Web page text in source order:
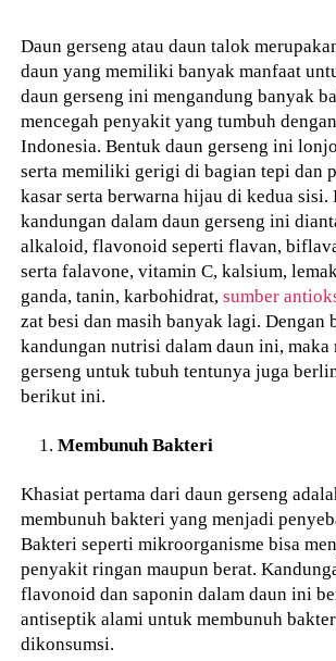
Daun gerseng atau daun talok
daun yang memiliki banyak manfaat
daun gerseng ini mengandung banyak
mencegah penyakit yang tumbuh
Indonesia. Bentuk daun gerseng ini
serta memiliki gerigi di bagian tepi dan
kasar serta berwarna hijau di kedua sisi.
kandungan dalam daun gerseng ini
alkaloid, flavonoid seperti flavan,
serta falavone, vitamin C, kalsium,
ganda, tanin, karbohidrat,sumber
zat besi dan masih banyak lagi. Dengan
kandungan nutrisi dalam daun ini, maka
gerseng untuk tubuh tentunya juga
berikut ini.
Membunuh Bakteri
Khasiat pertama dari daun gerseng
membunuh bakteri yang menjadi
Bakteri seperti mikroorganisme bisa
penyakit ringan maupun berat.
flavonoid dan saponin dalam daun ini
antiseptik alami untuk membunuh
dikonsumsi.